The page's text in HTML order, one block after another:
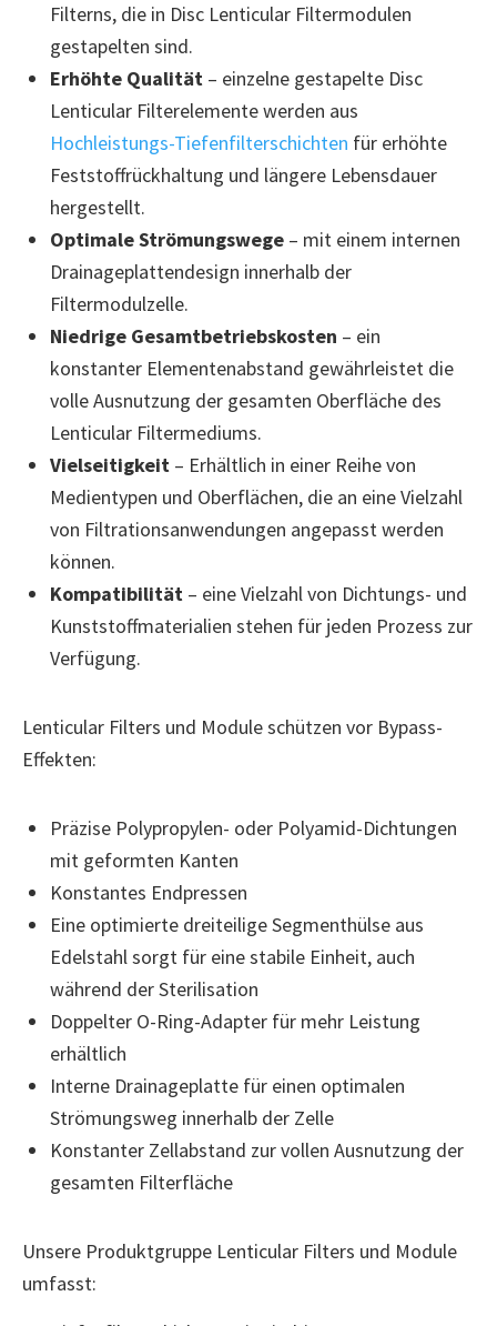
Filterns, die in Disc Lenticular Filtermodulen
gestapelten sind.
Erhöhte Qualität – einzelne gestapelte Disc
Lenticular Filterelemente werden aus
Hochleistungs-Tiefenfilterschichten für erhöhte
Feststoffrückhaltung und längere Lebensdauer
hergestellt.
Optimale Strömungswege – mit einem internen
Drainageplattendesign innerhalb der
Filtermodulzelle.
Niedrige Gesamtbetriebskosten – ein
konstanter Elementenabstand gewährleistet die
volle Ausnutzung der gesamten Oberfläche des
Lenticular Filtermediums.
Vielseitigkeit – Erhältlich in einer Reihe von
Medientypen und Oberflächen, die an eine Vielzahl
von Filtrationsanwendungen angepasst werden
können.
Kompatibilität – eine Vielzahl von Dichtungs- und
Kunststoffmaterialien stehen für jeden Prozess zur
Verfügung.
Lenticular Filters und Module schützen vor Bypass-
Effekten:
Präzise Polypropylen- oder Polyamid-Dichtungen
mit geformten Kanten
Konstantes Endpressen
Eine optimierte dreiteilige Segmenthülse aus
Edelstahl sorgt für eine stabile Einheit, auch
während der Sterilisation
Doppelter O-Ring-Adapter für mehr Leistung
erhältlich
Interne Drainageplatte für einen optimalen
Strömungsweg innerhalb der Zelle
Konstanter Zellabstand zur vollen Ausnutzung der
gesamten Filterfläche
Unsere Produktgruppe Lenticular Filters und Module
umfasst: